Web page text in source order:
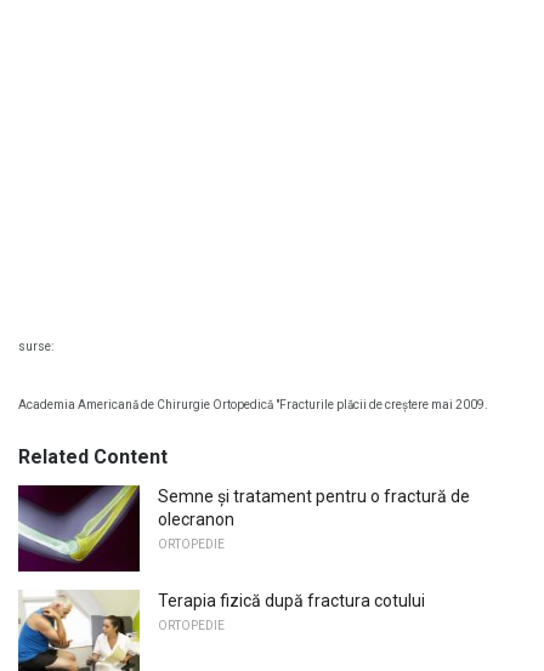
surse:
Academia Americană de Chirurgie Ortopedică "Fracturile plăcii de creștere mai 2009.
Related Content
Semne și tratament pentru o fractură de
olecranon
ORTOPEDIE
Terapia fizică după fractura cotului
ORTOPEDIE